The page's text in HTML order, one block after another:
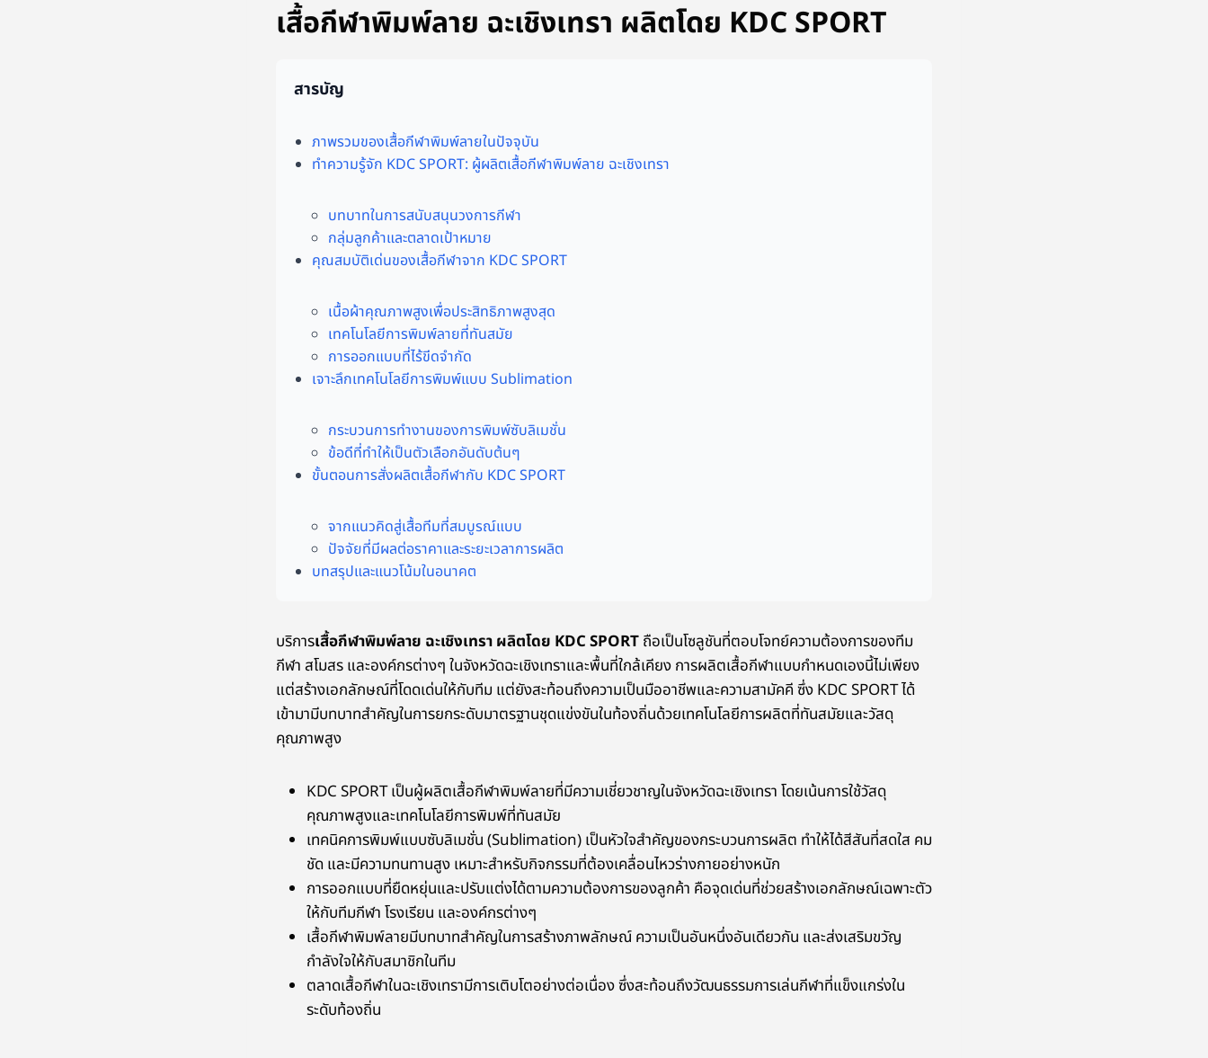
เสื้อกีฬาพิมพ์ลาย ฉะเชิงเทรา ผลิตโดย KDC SPORT
สารบัญ
ภาพรวมของเสื้อกีฬาพิมพ์ลายในปัจจุบัน
ทำความรู้จัก KDC SPORT: ผู้ผลิตเสื้อกีฬาพิมพ์ลาย ฉะเชิงเทรา
บทบาทในการสนับสนุนวงการกีฬา
กลุ่มลูกค้าและตลาดเป้าหมาย
คุณสมบัติเด่นของเสื้อกีฬาจาก KDC SPORT
เนื้อผ้าคุณภาพสูงเพื่อประสิทธิภาพสูงสุด
เทคโนโลยีการพิมพ์ลายที่ทันสมัย
การออกแบบที่ไร้ขีดจำกัด
เจาะลึกเทคโนโลยีการพิมพ์แบบ Sublimation
กระบวนการทำงานของการพิมพ์ซับลิเมชั่น
ข้อดีที่ทำให้เป็นตัวเลือกอันดับต้นๆ
ขั้นตอนการสั่งผลิตเสื้อกีฬากับ KDC SPORT
จากแนวคิดสู่เสื้อทีมที่สมบูรณ์แบบ
ปัจจัยที่มีผลต่อราคาและระยะเวลาการผลิต
บทสรุปและแนวโน้มในอนาคต
บริการเสื้อกีฬาพิมพ์ลาย ฉะเชิงเทรา ผลิตโดย KDC SPORTถือเป็นโซลูชันที่ตอบโจทย์ความต้องการของทีม
กีฬา สโมสร และองค์กรต่างๆ ในจังหวัดฉะเชิงเทราและพื้นที่ใกล้เคียง การผลิตเสื้อกีฬาแบบกำหนดเองนี้ไม่เพียง
แต่สร้างเอกลักษณ์ที่โดดเด่นให้กับทีม แต่ยังสะท้อนถึงความเป็นมืออาชีพและความสามัคคี ซึ่ง KDC SPORT ได้
เข้ามามีบทบาทสำคัญในการยกระดับมาตรฐานชุดแข่งขันในท้องถิ่นด้วยเทคโนโลยีการผลิตที่ทันสมัยและวัสดุ
คุณภาพสูง
KDC SPORT เป็นผู้ผลิตเสื้อกีฬาพิมพ์ลายที่มีความเชี่ยวชาญในจังหวัดฉะเชิงเทรา โดยเน้นการใช้วัสดุ
คุณภาพสูงและเทคโนโลยีการพิมพ์ที่ทันสมัย
เทคนิคการพิมพ์แบบซับลิเมชั่น (Sublimation) เป็นหัวใจสำคัญของกระบวนการผลิต ทำให้ได้สีสันที่สดใส คม
ชัด และมีความทนทานสูง เหมาะสำหรับกิจกรรมที่ต้องเคลื่อนไหวร่างกายอย่างหนัก
การออกแบบที่ยืดหยุ่นและปรับแต่งได้ตามความต้องการของลูกค้า คือจุดเด่นที่ช่วยสร้างเอกลักษณ์เฉพาะตัว
ให้กับทีมกีฬา โรงเรียน และองค์กรต่างๆ
เสื้อกีฬาพิมพ์ลายมีบทบาทสำคัญในการสร้างภาพลักษณ์ ความเป็นอันหนึ่งอันเดียวกัน และส่งเสริมขวัญ
กำลังใจให้กับสมาชิกในทีม
ตลาดเสื้อกีฬาในฉะเชิงเทรามีการเติบโตอย่างต่อเนื่อง ซึ่งสะท้อนถึงวัฒนธรรมการเล่นกีฬาที่แข็งแกร่งใน
ระดับท้องถิ่น